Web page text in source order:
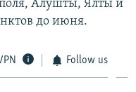
Алушты, Ялты и
до июня.
Follow us